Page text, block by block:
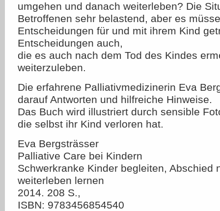
umgehen und danach weiterleben? Die
Betroffenen sehr belastend, aber es
Entscheidungen für und mit ihrem Kind
Entscheidungen auch,
die es auch nach dem Tod des Kindes
weiterzuleben.
Die erfahrene Palliativmedizinerin Eva
darauf Antworten und hilfreiche Hinweise.
Das Buch wird illustriert durch sensible
die selbst ihr Kind verloren hat.
Eva Bergsträsser
Palliative Care bei Kindern
Schwerkranke Kinder begleiten, Abschied
weiterleben lernen
2014. 208 S.,
ISBN: 9783456854540